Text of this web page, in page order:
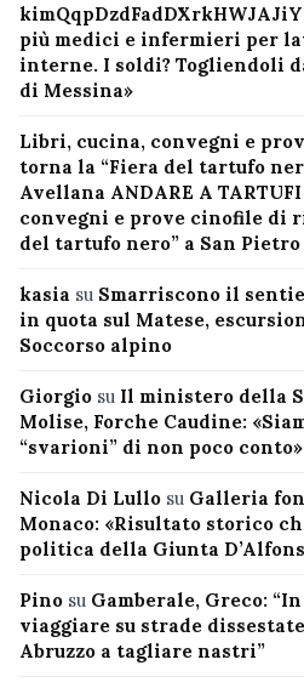
kimQqpDzdFadDXrkHWJAJiY
più medici e infermieri per
interne. I soldi? Togliendoli
di Messina»
Libri, cucina, convegni e
torna la “Fiera del tartufo
Avellana ANDARE A TARTUFI
convegni e prove cinofile di
del tartufo nero” a San
kasia su Smarriscono il
in quota sul Matese,
Soccorso alpino
Giorgio su Il ministero della
Molise, Forche Caudine:
“svarioni” di non poco conto»
Nicola Di Lullo su Galleria
Monaco: «Risultato storico
politica della Giunta
Pino su Gamberale, Greco:
viaggiare su strade
Abruzzo a tagliare nastri”